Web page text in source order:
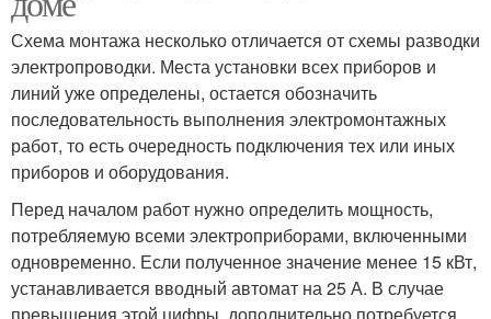
Схема монтажа несколько отличается от схемы разводки
электропроводки. Места установки всех приборов и
линий уже определены, остается обозначить
последовательность выполнения электромонтажных
работ, то есть очередность подключения тех или иных
приборов и оборудования.
Перед началом работ нужно определить мощность,
потребляемую всеми электроприборами, включенными
одновременно. Если полученное значение менее 15 кВт,
устанавливается вводный автомат на 25 А. В случае